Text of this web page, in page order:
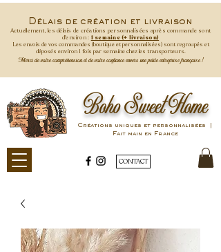
Délais de création et livraison
Actuellement, les délais de créations personnalisées après commande sont
d'environ : 1 semaine (+ livraison)
Les envois de vos commandes (boutique et personnalisées) sont regroupés et
déposés environ 1 fois par semainechez les transporteurs.
Merci de votre compréhension et de votre confiance envers une petite entreprise française !
Boho Sweet Home
Créations uniques et personnalisées |
Fait main en France
CONTACT